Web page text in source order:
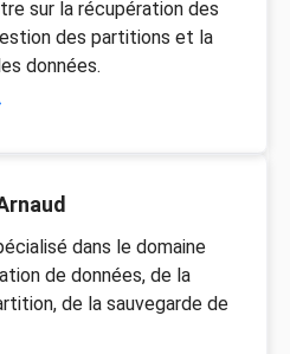
sur la récupération des
des partitions et la
données.
dans le domaine
de données, de la
de la sauvegarde de